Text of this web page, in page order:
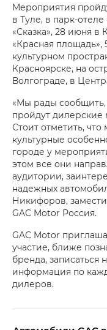
Мероприятия
в Туле, в парк-
«Сказка», 28 июня в
«Красная
культурном
Красноярске, на
Волгограде, в
«Мы рады сообщить,
пройдут дилерские
Стоит отметить,
культурные
городе у
этом все они
аудитории,
надежных
Никифоров,
GAC Motor Россия.
GAC Motor
участие, ближе
бренда, записаться
информация по
дилеров.